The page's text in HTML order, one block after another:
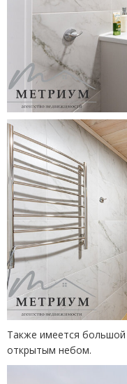
Также имеется
открытым небом.